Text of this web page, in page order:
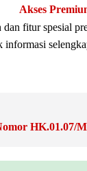
Akses
dan fitur spesial
informasi
HK.01.07/